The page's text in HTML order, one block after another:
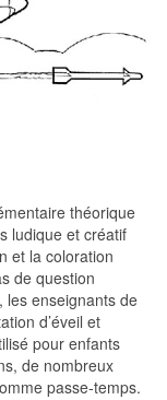
théorique
ludique et créatif
et la coloration
de question
les enseignants de
d’éveil et
pour enfants
de nombreux
passe-temps.